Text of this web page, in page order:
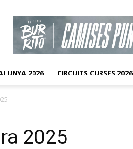
2026 CIRCUITS CURSES 2026
2025